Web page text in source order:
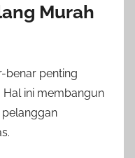
Murah
benar penting
ini membangun